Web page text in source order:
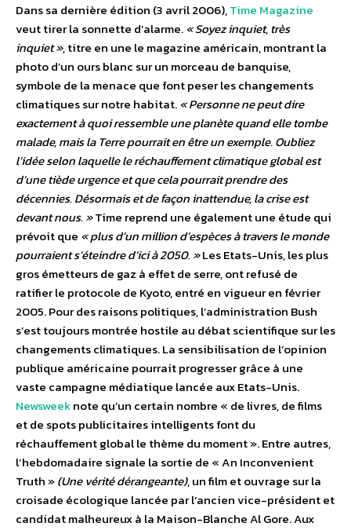
Dans sa dernière édition (3 avril 2006),Time Magazine
veut tirer la sonnette d’alarme.« Soyez inquiet, très
inquiet », titre en une le magazine américain, montrant la
photo d’un ours blanc sur un morceau de banquise,
symbole de la menace que font peser les changements
climatiques sur notre habitat.« Personne ne peut dire
exactement à quoi ressemble une planète quand elle tombe
malade, mais la Terre pourrait en être un exemple. Oubliez
l’idée selon laquelle le réchauffement climatique global est
d’une tiède urgence et que cela pourrait prendre des
décennies. Désormais et de façon inattendue, la crise est
devant nous. »Time reprend une également une étude qui
prévoit que « plus d’un million d’espèces à travers le monde
pourraient s’éteindre d’ici à 2050. »Les Etats-Unis, les plus
gros émetteurs de gaz à effet de serre, ont refusé de
ratifier le protocole de Kyoto, entré en vigueur en février
2005. Pour des raisons politiques, l’administration Bush
s’est toujours montrée hostile au débat scientifique sur les
changements climatiques. La sensibilisation de l’opinion
publique américaine pourrait progresser grâce à une
vaste campagne médiatique lancée aux Etats-Unis.
Newsweeknote qu’un certain nombre « de livres, de films
et de spots publicitaires intelligents font du
réchauffement global le thème du moment ». Entre autres,
l’hebdomadaire signale la sortie de « An Inconvenient
Truth »(Une vérité dérangeante), un film et ouvrage sur la
croisade écologique lancée par l’ancien vice-président et
candidat malheureux à la Maison-Blanche Al Gore. Aux